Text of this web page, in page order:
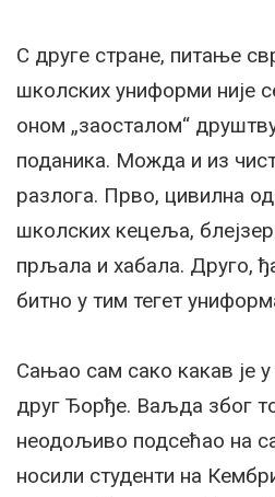
С друге стране, питање
школских униформи није
оном „заосталом“
поданика. Можда и из
разлога. Прво, цивилна
школских кецеља,
прљала и хабала. Друго,
битно у тим тегет
Сањао сам сако какав је
друг Ђорђе. Ваљда због
неодољиво подсећао на
носили студенти на